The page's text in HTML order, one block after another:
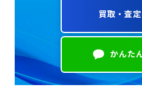
買取・査
かんた